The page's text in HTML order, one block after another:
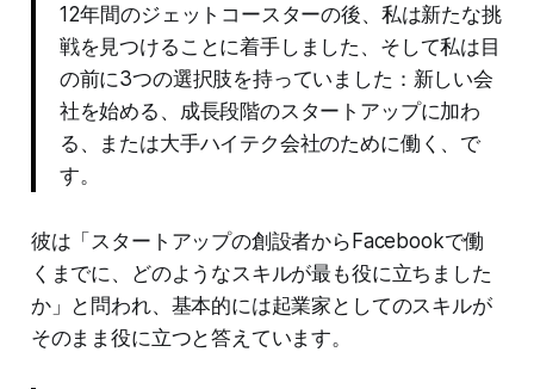
12年間のジェットコースターの後、私は新たな挑
戦を見つけることに着手しました、そして私は目
の前に3つの選択肢を持っていました：新しい会
社を始める、成長段階のスタートアップに加わ
る、または大手ハイテク会社のために働く、で
す。
彼は「スタートアップの創設者からFacebookで働
くまでに、どのようなスキルが最も役に立ちました
か」と問われ、基本的には起業家としてのスキルが
そのまま役に立つと答えています。